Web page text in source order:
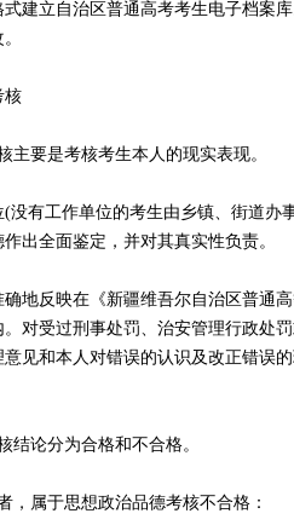
建立自治区普通高考考生电子档案
要是考核考生本人的现实表现。
有工作单位的考生由乡镇、街道办
出全面鉴定，并对其真实性负责。
反映在《新疆维吾尔自治区普通高
对受过刑事处罚、治安管理行政处
见和本人对错误的认识及改正错误
论分为合格和不合格。
属于思想政治品德考核不合格：